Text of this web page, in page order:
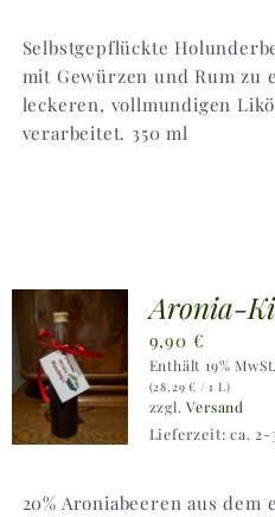
Selbstgepflückte
mit Gewürzen und Rum zu
leckeren, vollmundigen
verarbeitet. 350 ml
Aronia-
9,90 €
Enthält 19% MwSt.
(28,29€ / 1 L)
zzgl.Versand
Lieferzeit: ca. 2-
20% Aroniabeeren aus dem